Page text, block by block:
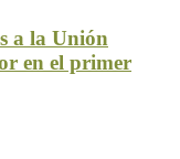
a la Unión
en el primer